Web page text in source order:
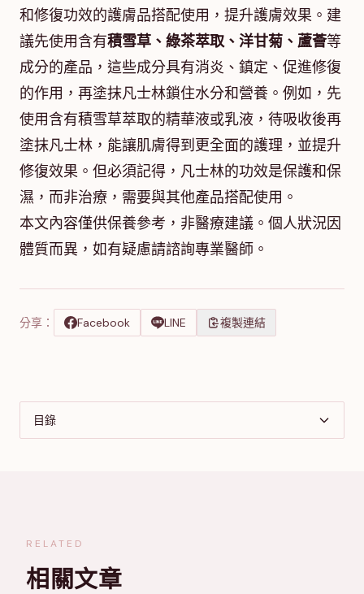
和修復功效的護膚品搭配使用，提升護膚效果。建
議先使用含有積雪草、綠茶萃取、洋甘菊、蘆薈等
成分的產品，這些成分具有消炎、鎮定、促進修復
的作用，再塗抹凡士林鎖住水分和營養。例如，先
使用含有積雪草萃取的精華液或乳液，待吸收後再
塗抹凡士林，能讓肌膚得到更全面的護理，並提升
修復效果。但必須記得，凡士林的功效是保護和保
濕，而非治療，需要與其他產品搭配使用。
本文內容僅供保養參考，非醫療建議。個人狀況因
體質而異，如有疑慮請諮詢專業醫師。
分享： Facebook LINE 複製連結
目錄
RELATED
相關文章